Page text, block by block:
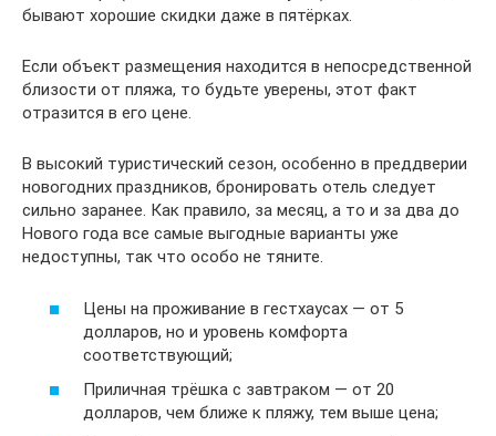
бывают хорошие скидки даже в пятёрках.
Если объект размещения находится в непосредственной
близости от пляжа, то будьте уверены, этот факт
отразится в его цене.
В высокий туристический сезон, особенно в преддверии
новогодних праздников, бронировать отель следует
сильно заранее. Как правило, за месяц, а то и за два до
Нового года все самые выгодные варианты уже
недоступны, так что особо не тяните.
Цены на проживание в гестхаусах — от 5
долларов, но и уровень комфорта
соответствующий;
Приличная трёшка с завтраком — от 20
долларов, чем ближе к пляжу, тем выше цена;